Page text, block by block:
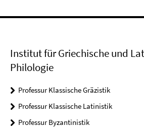
Institut für Griechische und
Philologie
Professur Klassische Gräzistik
Professur Klassische Latinistik
Professur Byzantinistik